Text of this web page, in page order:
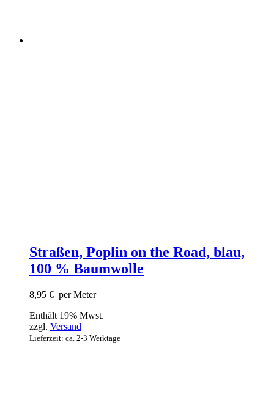
Straßen, Poplin on the Road, blau,
100 % Baumwolle
8,95 € per Meter
Enthält 19% Mwst.
zzgl. Versand
Lieferzeit: ca. 2-3 Werktage